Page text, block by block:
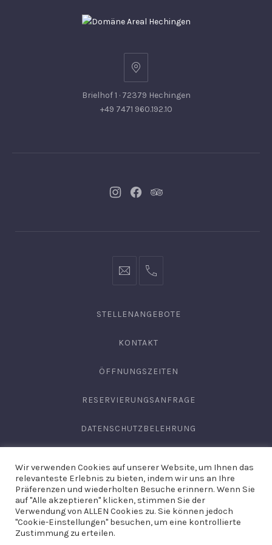
Brielhof 1 · 72379 Hechingen
+49 7471 960.192.10
NeuesNeuesNeues
info@hofgut-0049747196019210
STELLENANGEBOTE
KONTAKT
ÖFFNUNGSZEITEN
RESERVIERUNGSANFRAGE
DATENSCHUTZBELEHRUNG
IMPRESSUM
Copyright © 2026Domäne Areal Hechingen. Site byHirschburg
Wir verwenden Cookies auf unserer Website, um Ihnen das
relevanteste Erlebnis zu bieten, indem wir uns an Ihre
Präferenzen und wiederholten Besuche erinnern. Wenn Sie
auf "Alle akzeptieren" klicken, stimmen Sie der
Verwendung von ALLEN Cookies zu. Sie können jedoch
"Cookie-Einstellungen" besuchen, um eine kontrollierte
Zustimmung zu erteilen.